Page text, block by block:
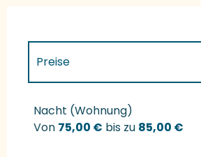
Preise
Preise 2027
Nacht (Wohnung)
Von 75,00 € bis zu 85,00 €